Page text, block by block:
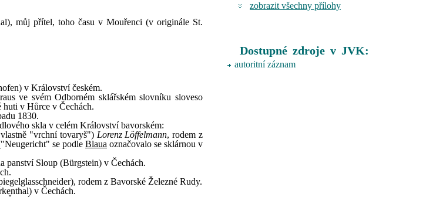
můj přítel, toho času v Mouřenci (v originále St.
v Království českém.
ve svém Odborném sklářském slovníku sloveso
v Hůrce v Čechách.
1830.
skla v celém Království bavorském:
"vrchní tovaryš") Lorenz Löffelmann, rodem z
se podle Blaua označovalo se sklárnou v
panství Sloup (Bürgstein) v Čechách.
rodem z Bavorské Železné Rudy.
v Čechách.
zobrazit všechny přílohy
Dostupné zdroje v JVK:
autoritní záznam